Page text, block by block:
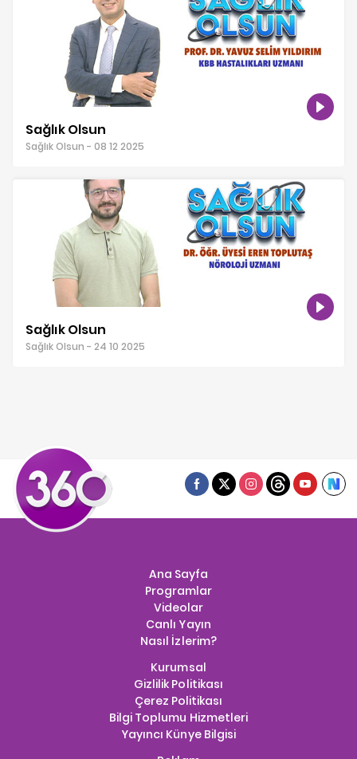
Sağlık Olsun
Sağlık Olsun - 08 12 2025
Sağlık Olsun
Sağlık Olsun - 24 10 2025
Ana Sayfa
Programlar
Videolar
Canlı Yayın
Nasıl İzlerim?
Kurumsal
Gizlilik Politikası
Çerez Politikası
Bilgi Toplumu Hizmetleri
Yayıncı Künye Bilgisi